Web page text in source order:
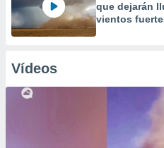
que dejarán
vientos
Vídeos